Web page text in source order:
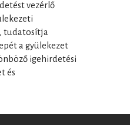
vezérlő
tudatosítja
a gyülekezet
igehirdetési
és